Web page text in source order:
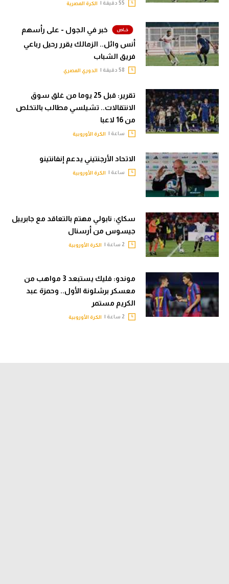
الكرة المصرية
خبر في الجول - على رأسهم
أنس وائل.. الزمالك يقرر رحيل رباعي
فريق الشباب
الدوري المصري
تقرير: قبل 25 يوما من غلق سوق
الانتقالات.. تشيلسي مطالب بالتخلص
من 16 لاعبا
ساعة | الكرة الأوروبية
الاتحاد الأرجنتيني يدعم إنفانتينو
ساعة | الكرة الأوروبية
سكاي: نابولي مهتم بالتعاقد مع جابرييل
جيسوس من أرسنال
الكرة الأوروبية
موندو: فليك يستبعد 3 مواهب من
معسكر برشلونة الأول.. وحمزة عبد
الكريم مستمر
الكرة الأوروبية